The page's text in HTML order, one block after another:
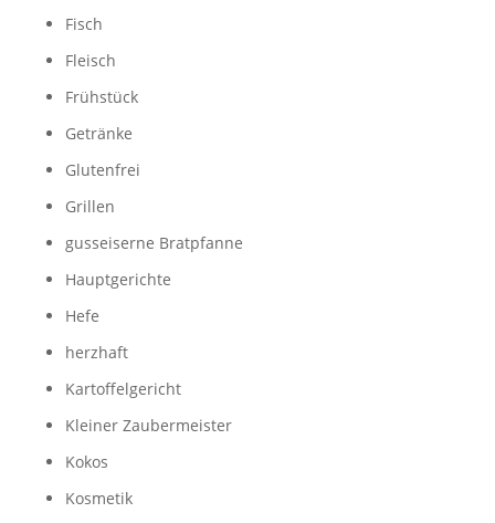
Fisch
Fleisch
Frühstück
Getränke
Glutenfrei
Grillen
gusseiserne Bratpfanne
Hauptgerichte
Hefe
herzhaft
Kartoffelgericht
Kleiner Zaubermeister
Kokos
Kosmetik